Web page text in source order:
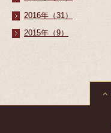
2016年（31）
2015年（9）